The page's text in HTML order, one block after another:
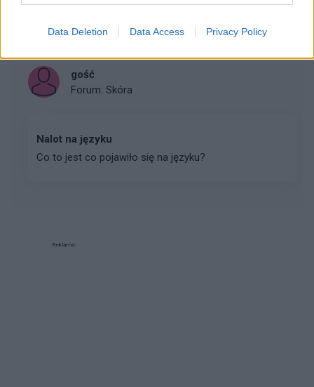
Data Deletion Data Access Privacy Policy
Witam ,pojawiły się z nikąd i nie chcą zniknąć ,czy ktoś
tutaj orientuje się co to może być?
gość
Forum: Skóra
Nalot na języku
Co to jest co pojawiło się na języku?
Reklama: